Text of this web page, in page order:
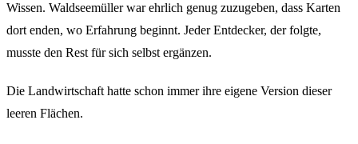
Wissen. Waldseemüller war ehrlich genug zuzugeben, dass Karten
dort enden, wo Erfahrung beginnt. Jeder Entdecker, der folgte,
musste den Rest für sich selbst ergänzen.
Die Landwirtschaft hatte schon immer ihre eigene Version dieser
leeren Flächen.